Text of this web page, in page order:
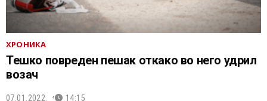
ХРОНИКА
Тешко повреден пешак откако во него удрил
возач
07.01.2022. 14:15